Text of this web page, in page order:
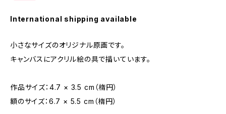
International shipping available
小さなサイズのオリジナル原画です。
キャンバスにアクリル絵の具で描いています。
作品サイズ：4.7 × 3.5 cm（楕円）
額のサイズ：6.7 × 5.5 cm（楕円）